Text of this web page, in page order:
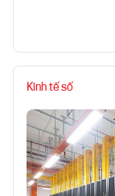
Kinh tế số